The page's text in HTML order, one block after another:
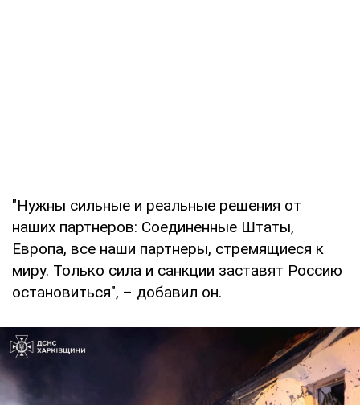
"Нужны сильные и реальные решения от
наших партнеров: Соединенные Штаты,
Европа, все наши партнеры, стремящиеся к
миру. Только сила и санкции заставят Россию
остановиться", – добавил он.